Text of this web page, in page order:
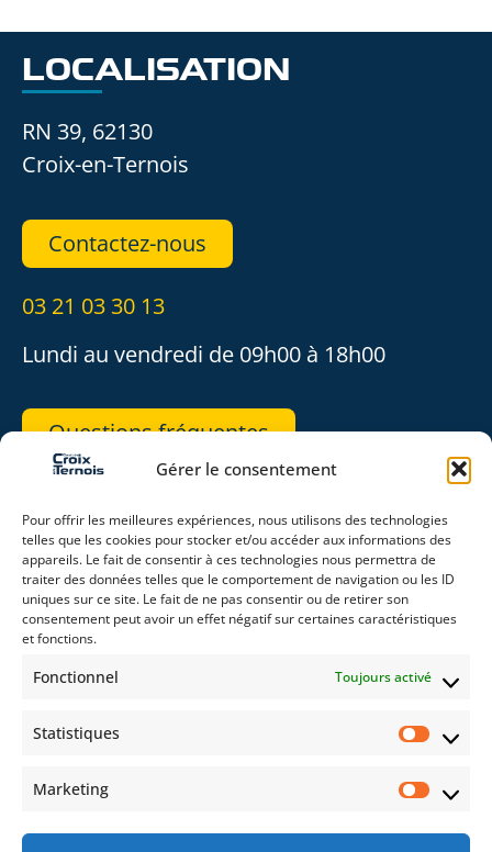
Gérer le consentement
Pour offrir les meilleures expériences, nous utilisons des technologies
telles que les cookies pour stocker et/ou accéder aux informations des
appareils. Le fait de consentir à ces technologies nous permettra de
traiter des données telles que le comportement de navigation ou les ID
uniques sur ce site. Le fait de ne pas consentir ou de retirer son
consentement peut avoir un effet négatif sur certaines caractéristiques
et fonctions.
Fonctionnel Toujours activé
Statistiques
Marketing
LOCALISATION
RN 39, 62130
Croix-en-Ternois
Contactez-nous
03 21 03 30 13
Lundi au vendredi de 09h00 à 18h00
Questions fréquentes
RESTEZ CONNECTÉ(E)